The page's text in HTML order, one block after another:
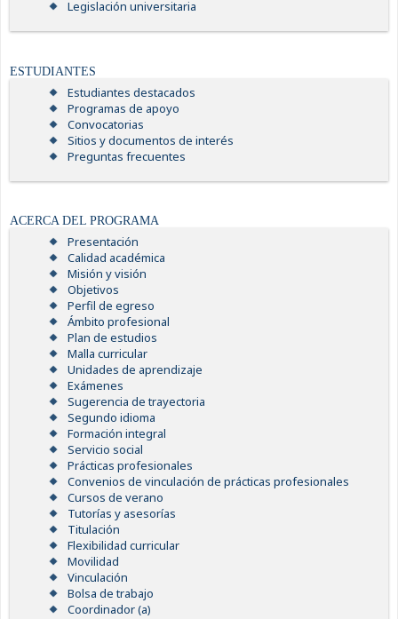
Legislación universitaria
ESTUDIANTES
Estudiantes destacados
Programas de apoyo
Convocatorias
Sitios y documentos de interés
Preguntas frecuentes
ACERCA DEL PROGRAMA
Presentación
Calidad académica
Misión y visión
Objetivos
Perfil de egreso
Ámbito profesional
Plan de estudios
Malla curricular
Unidades de aprendizaje
Exámenes
Sugerencia de trayectoria
Segundo idioma
Formación integral
Servicio social
Prácticas profesionales
Convenios de vinculación de prácticas profesionales
Cursos de verano
Tutorías y asesorías
Titulación
Flexibilidad curricular
Movilidad
Vinculación
Bolsa de trabajo
Coordinador (a)